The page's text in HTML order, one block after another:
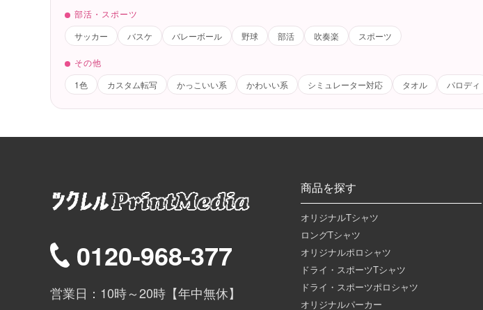
部活・スポーツ
サッカー
バスケ バレーボール 野球 部活 吹奏楽 スポーツ
その他
1色
カスタム転写 かっこいい系 かわいい系 シミュレーター対応 タオル パロディ
0120-968-377
営業日：10時～20時【年中無休】
商品を探す
オリジナルTシャツ
ロングTシャツ
オリジナルポロシャツ
ドライ・スポーツTシャツ
ドライ・スポーツポロシャツ
オリジナルパーカー